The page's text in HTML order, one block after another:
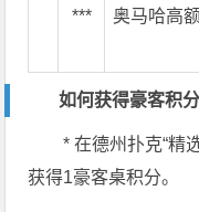
***
如何获得豪客积分
* 在德州扑克“精
获得1豪客桌积分。